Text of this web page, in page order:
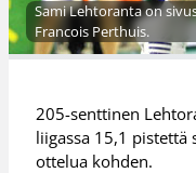
Sami Lehtoranta on
Francois Perthuis.
205-senttinen
liigassa 15,1
ottelua kohden.